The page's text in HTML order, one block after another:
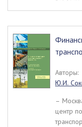
Авторы:
Ю.И.
–
центр